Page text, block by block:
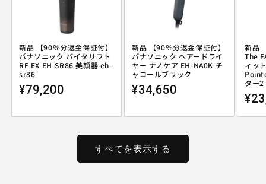
新品 【90％分返金保証付】
パナソニック バイタリフト
RF EX EH-SR86 美顔器 eh-
sr86
通常価格
¥79,200
新品 【90％分返金保証付】
パナソニック ヘアードライ
ヤー ナノケア EH-NA0K チ
ャコールブラック
通常価格
¥34,650
新品
The
ィッ
ター
通
すべてを表示する